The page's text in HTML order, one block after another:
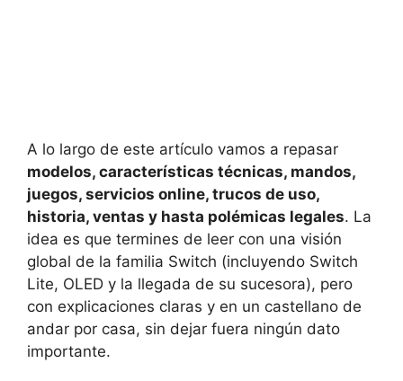
A lo largo de este artículo vamos a repasar
modelos, características técnicas, mandos,
juegos, servicios online, trucos de uso,
historia, ventas y hasta polémicas legales. La
idea es que termines de leer con una visión
global de la familia Switch (incluyendo Switch
Lite, OLED y la llegada de su sucesora), pero
con explicaciones claras y en un castellano de
andar por casa, sin dejar fuera ningún dato
importante.